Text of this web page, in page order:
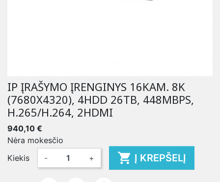
IP ĮRAŠYMO ĮRENGINYS 16KAM. 8K
(7680X4320), 4HDD 26TB, 448MBPS,
H.265/H.264, 2HDMI
940,10 €
Nėra mokesčio
Kiekis
- +  Į KREPŠELĮ